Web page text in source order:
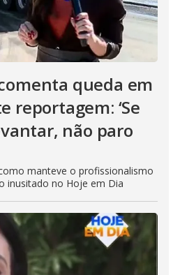
queda em
reportagem: ‘Se
não paro
manteve o profissionalismo
inusitado no Hoje em Dia